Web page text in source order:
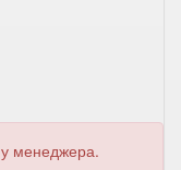
менеджера.